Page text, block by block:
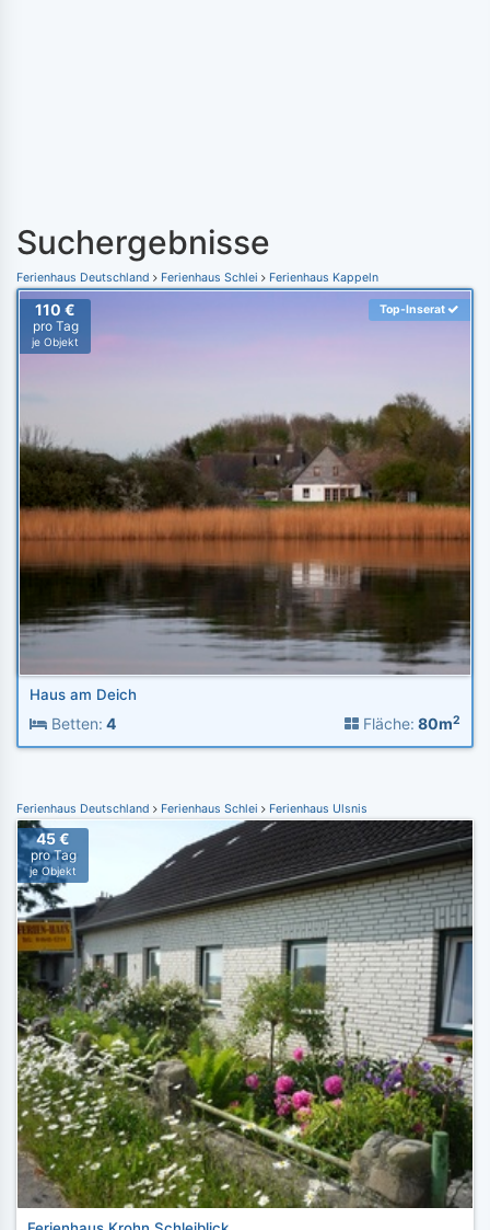
Suchergebnisse
Ferienhaus Deutschland Ferienhaus Schlei Ferienhaus Kappeln
110 €
pro Tag
je Objekt
Top-Inserat
Haus am Deich
Betten: 4 Fläche: 80m2
Ferienhaus Deutschland Ferienhaus Schlei Ferienhaus Ulsnis
45 €
pro Tag
je Objekt